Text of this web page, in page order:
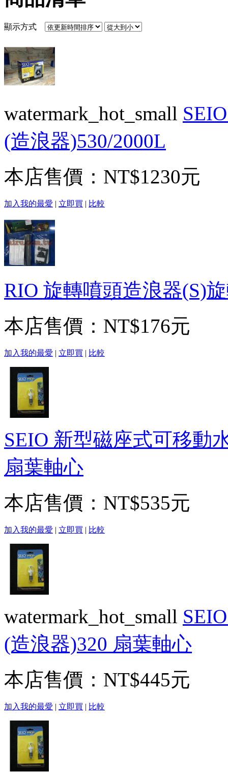
顯示方式
watermark_hot_small
(造浪器)530/2000L
本店售價： NT$1230元
加入我的最愛 | 立即買 | 比較
RIO 旋轉噴頭造浪器(S)
本店售價： NT$176元
加入我的最愛 | 立即買 | 比較
SEIO 新型磁座式可移動
扇葉軸心
本店售價： NT$535元
加入我的最愛 | 立即買 | 比較
watermark_hot_small
(造浪器)320 扇葉軸心
本店售價： NT$445元
加入我的最愛 | 立即買 | 比較